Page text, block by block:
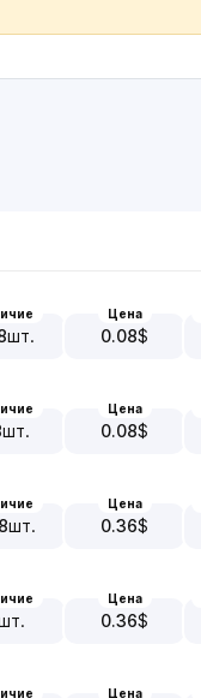
шт.
Цена
0.08$
шт.
Цена
0.08$
шт.
Цена
0.36$
Цена
0.36$
Цена